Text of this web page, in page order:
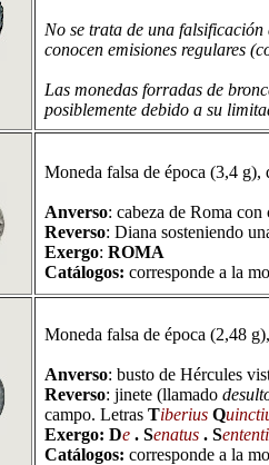
No se trata de una falsificación
conocen emisiones regulares
Las monedas forradas de
posiblemente debido a su
Moneda falsa de época (3,4
Anverso: cabeza de Roma
Reverso: Diana sosteniendo
Exergo: ROMA
Catálogos: corresponde a la
Moneda falsa de época (2,48
Anverso: busto de Hércules
Reverso: jinete (llamado
campo. Letras Tiberius Q
Exergo: De. Senatus. S
Catálogos: corresponde a la